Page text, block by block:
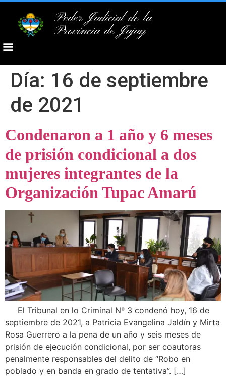
Poder Judicial de la
Provincia de Jujuy
Día: 16 de septiembre
de 2021
Condenaron a 1 año y 6 meses
de prisión condicional a dos
mujeres integrantes de la
Organización Tupac Amarú
El Tribunal en lo Criminal Nº 3 condenó hoy, 16 de
septiembre de 2021, a Patricia Evangelina Jaldín y Mirta
Rosa Guerrero a la pena de un año y seis meses de
prisión de ejecución condicional, por ser coautoras
penalmente responsables del delito de “Robo en
poblado y en banda en grado de tentativa”. […]